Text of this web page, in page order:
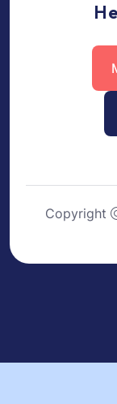
Copyright